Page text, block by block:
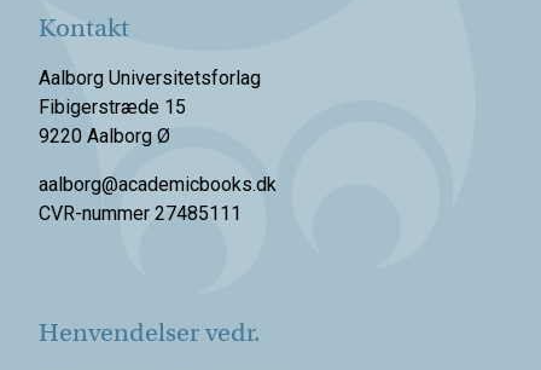
Kontakt
Aalborg Universitetsforlag
Fibigerstræde 15
9220 Aalborg Ø
aalborg@academicbooks.dk
CVR-nummer 27485111
Henvendelser vedr.